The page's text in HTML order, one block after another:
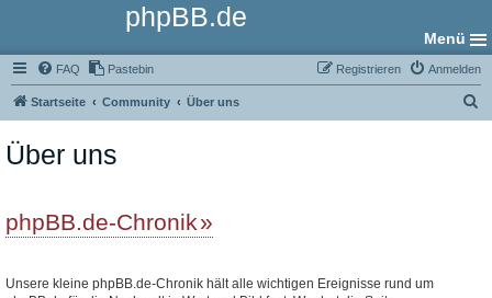
phpBB.de
Menü
FAQ Pastebin Anmelden
Registrieren
Startseite Community Über uns
Über uns
phpBB.de-Chronik
Unsere kleine phpBB.de-Chronik hält alle wichtigen Ereignisse rund um